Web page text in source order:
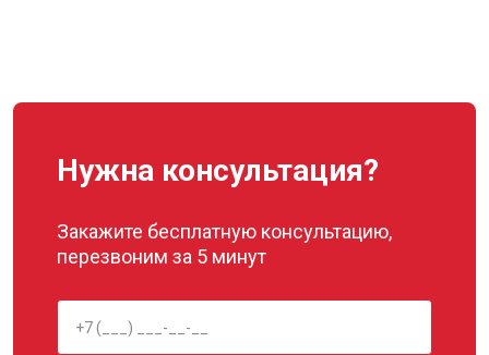
Нужна консультация?
Закажите бесплатную консультацию,
перезвоним за 5 минут